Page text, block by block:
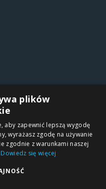
Copyright © 2012-2026
Sklep internetowy
iPICASSO.PL
Malowanie po
numerach – zbliż
się do świata sztuki!
plików
aby zapewnić lepszą wygodę
wyrażasz zgodę na używanie
zgodnie z warunkami naszej
Dowiedz się więcej